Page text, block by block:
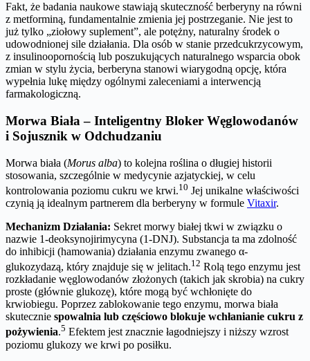
Fakt, że badania naukowe stawiają skuteczność berberyny na równi
z metforminą, fundamentalnie zmienia jej postrzeganie. Nie jest to
już tylko „ziołowy suplement”, ale potężny, naturalny środek o
udowodnionej sile działania. Dla osób w stanie przedcukrzycowym,
z insulinoopornością lub poszukujących naturalnego wsparcia obok
zmian w stylu życia, berberyna stanowi wiarygodną opcję, która
wypełnia lukę między ogólnymi zaleceniami a interwencją
farmakologiczną.
Morwa Biała – Inteligentny Bloker Węglowodanów
i Sojusznik w Odchudzaniu
Morwa biała (Morus alba) to kolejna roślina o długiej historii
stosowania, szczególnie w medycynie azjatyckiej, w celu
kontrolowania poziomu cukru we krwi.10 Jej unikalne właściwości
czynią ją idealnym partnerem dla berberyny w formule Vitaxir.
Mechanizm Działania: Sekret morwy białej tkwi w związku o
nazwie 1-deoksynojirimycyna (1-DNJ). Substancja ta ma zdolność
do inhibicji (hamowania) działania enzymu zwanego α-
glukozydazą, który znajduje się w jelitach.12 Rolą tego enzymu jest
rozkładanie węglowodanów złożonych (takich jak skrobia) na cukry
proste (głównie glukozę), które mogą być wchłonięte do
krwiobiegu. Poprzez zablokowanie tego enzymu, morwa biała
skutecznie spowalnia lub częściowo blokuje wchłanianie cukru z
pożywienia.5 Efektem jest znacznie łagodniejszy i niższy wzrost
poziomu glukozy we krwi po posiłku.